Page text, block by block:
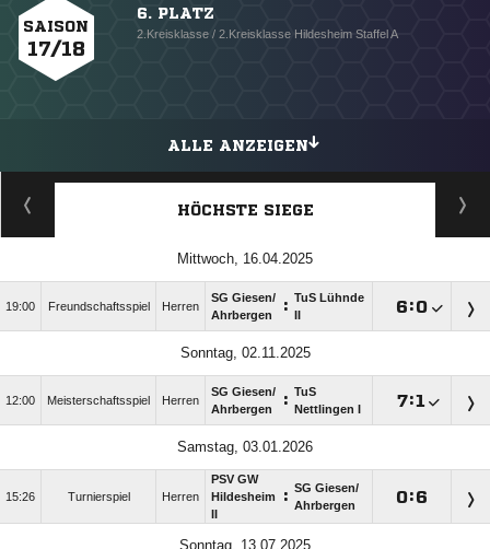
SAISON
17/18
6. PLATZ
2.Kreisklasse / 2.Kreisklasse Hildesheim Staffel A
ALLE ANZEIGEN
HÖCHSTE SIEGE
Mittwoch, 16.04.2025
19:00 Freundschaftsspiel Herren
SG Giesen/​
Ahrbergen
: TuS Lühnde
:
Sonntag, 02.11.2025
12:00 Meisterschaftsspiel Herren
SG Giesen/​
Ahrbergen
: TuS
Nettlingen I
:
Samstag, 03.01.2026
15:26 Turnierspiel Herren
PSV GW
Hildesheim
: SG Giesen/​
Ahrbergen
:
Sonntag, 13.07.2025